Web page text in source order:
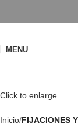
MENU
Click to enlarge
Inicio FIJACIONES